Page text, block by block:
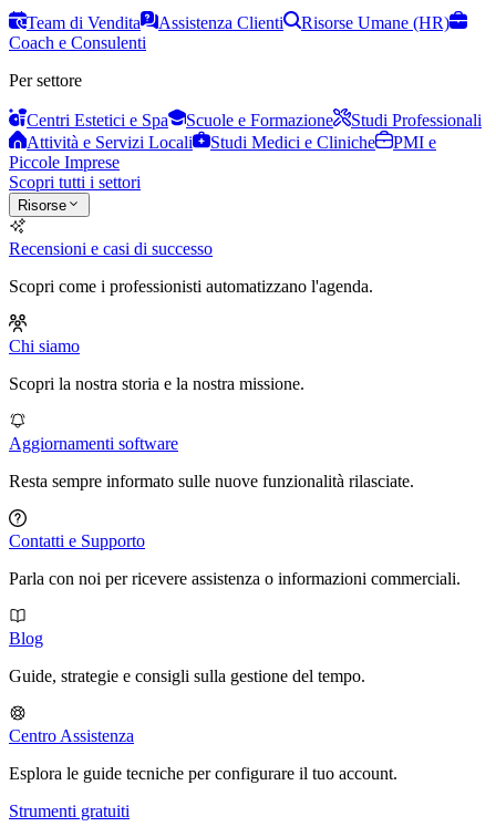
Team di Vendita Assistenza Clienti
Risorse Umane (HR)
Coach e Consulenti
Per settore
Centri Estetici e Spa Scuole e Formazione
Studi Professionali
Attività e Servizi Locali
Studi Medici e Cliniche
PMI e
Piccole Imprese
Scopri tutti i settori
Risorse
Recensioni e casi di successo
Scopri come i professionisti automatizzano l'agenda.
Chi siamo
Scopri la nostra storia e la nostra missione.
Aggiornamenti software
Resta sempre informato sulle nuove funzionalità rilasciate.
Contatti e Supporto
Parla con noi per ricevere assistenza o informazioni commerciali.
Blog
Guide, strategie e consigli sulla gestione del tempo.
Centro Assistenza
Esplora le guide tecniche per configurare il tuo account.
Strumenti gratuiti